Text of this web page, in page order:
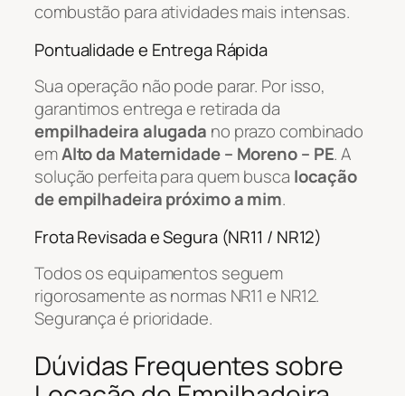
combustão para atividades mais intensas.
Pontualidade e Entrega Rápida
Sua operação não pode parar. Por isso,
garantimos entrega e retirada da
empilhadeira alugada no prazo combinado
emAlto da Maternidade – Moreno – PE. A
solução perfeita para quem busca locação
de empilhadeira próximo a mim.
Frota Revisada e Segura (NR11 / NR12)
Todos os equipamentos seguem
rigorosamente as normas NR11 e NR12.
Segurança é prioridade.
Dúvidas Frequentes sobre